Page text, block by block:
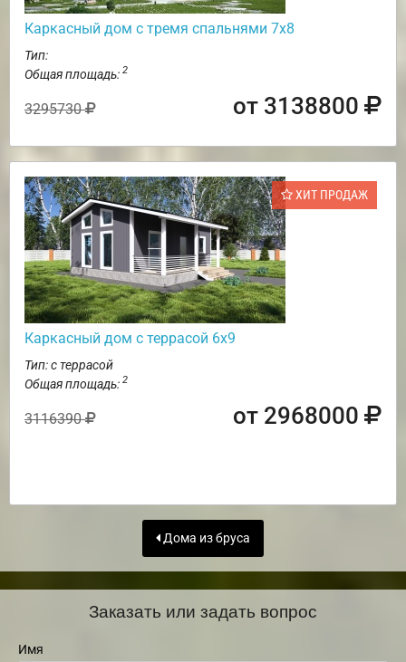
Каркасный дом с тремя спальнями 7х8
Тип:
Общая площадь: 2
3295730 от 3138800
ХИТ ПРОДАЖ
Каркасный дом с террасой 6х9
Тип: с террасой
Общая площадь: 2
3116390 от 2968000
Дома из бруса
Заказать или задать вопрос
Имя